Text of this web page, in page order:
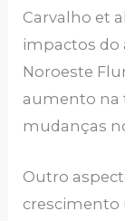
Carvalho et
impactos do
Noroeste
aumento na
mudanças
Outro
crescimento